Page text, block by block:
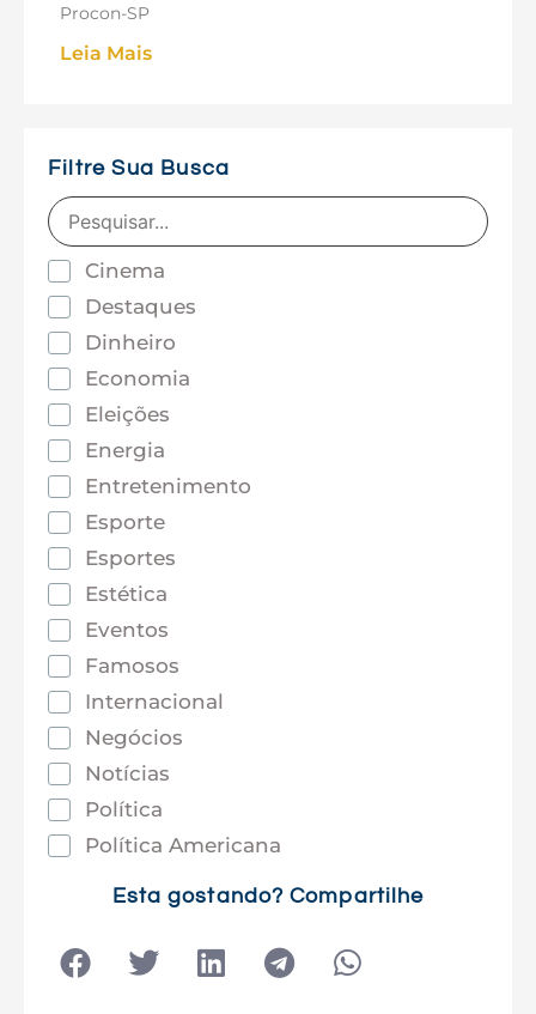
Procon-SP
Leia Mais
Filtre Sua Busca
Cinema
Destaques
Dinheiro
Economia
Eleições
Energia
Entretenimento
Esporte
Esportes
Estética
Eventos
Famosos
Internacional
Negócios
Notícias
Política
Política Americana
Tecnologia
Esta gostando? Compartilhe